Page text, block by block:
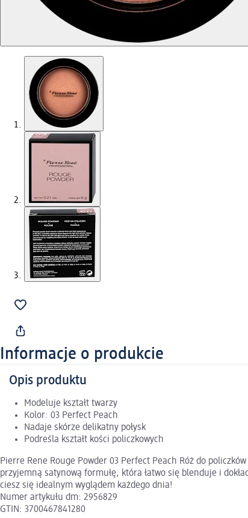
Informacje o produkcie
Opis produktu
Modeluje kształt twarzy
Kolor: 03 Perfect Peach
Nadaje skórze delikatny połysk
Podreśla kształt kości policzkowych
Pierre Rene Rouge Powder 03 Perfect Peach Róż do
przyjemną satynową formułę, która łatwo się blenduje i
ciesz się idealnym wyglądem każdego dnia!
Numer artykułu dm: 2956829
GTIN: 3700467841280